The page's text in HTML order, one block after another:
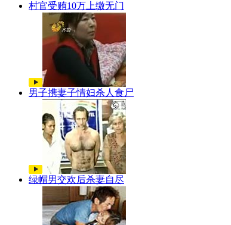
村官受贿10万上缴无门
男子携妻子情妇杀人食尸
绿帽男交欢后杀妻自尽